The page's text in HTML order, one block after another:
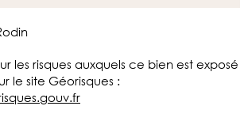
les risques auxquels ce bien est exposé
le site Géorisques :